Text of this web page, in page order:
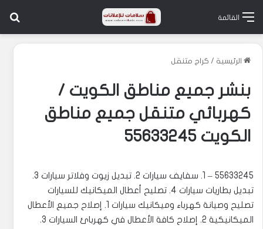
القائمة
الرئيسية / كراج متنقل
بنشر جميع مناطق الكويت /
كهربائي متنقل جميع مناطق
الكويت 55633245
55633245 – 1. سفايف سيارات 2. تبديل زيوت وفلاتر سيارات 3.
تبديل بطاريات سيارات 4. تصليح أعطال الميكانيك للسيارات
‎تصليح وصيانة كهرباء وميكانيك سيارات 1. إصلاح جميع الأعطال
الميكانيكية 2. إصلاح كافة الأعطال في كهربائ السيارات 3.